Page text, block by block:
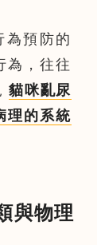
為預防的
為，往往
貓咪亂尿
理的系統
與物理